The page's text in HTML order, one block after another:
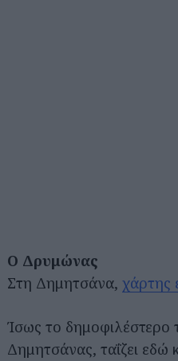
Ο Δρυμώνας
Στη Δημητσάνα, χάρτης
Ίσως το δημοφιλέστερο
Δημητσάνας, ταΐζει εδώ